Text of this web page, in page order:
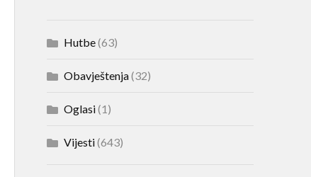
Hutbe(63)
Obavještenja(32)
Oglasi(1)
Vijesti(643)